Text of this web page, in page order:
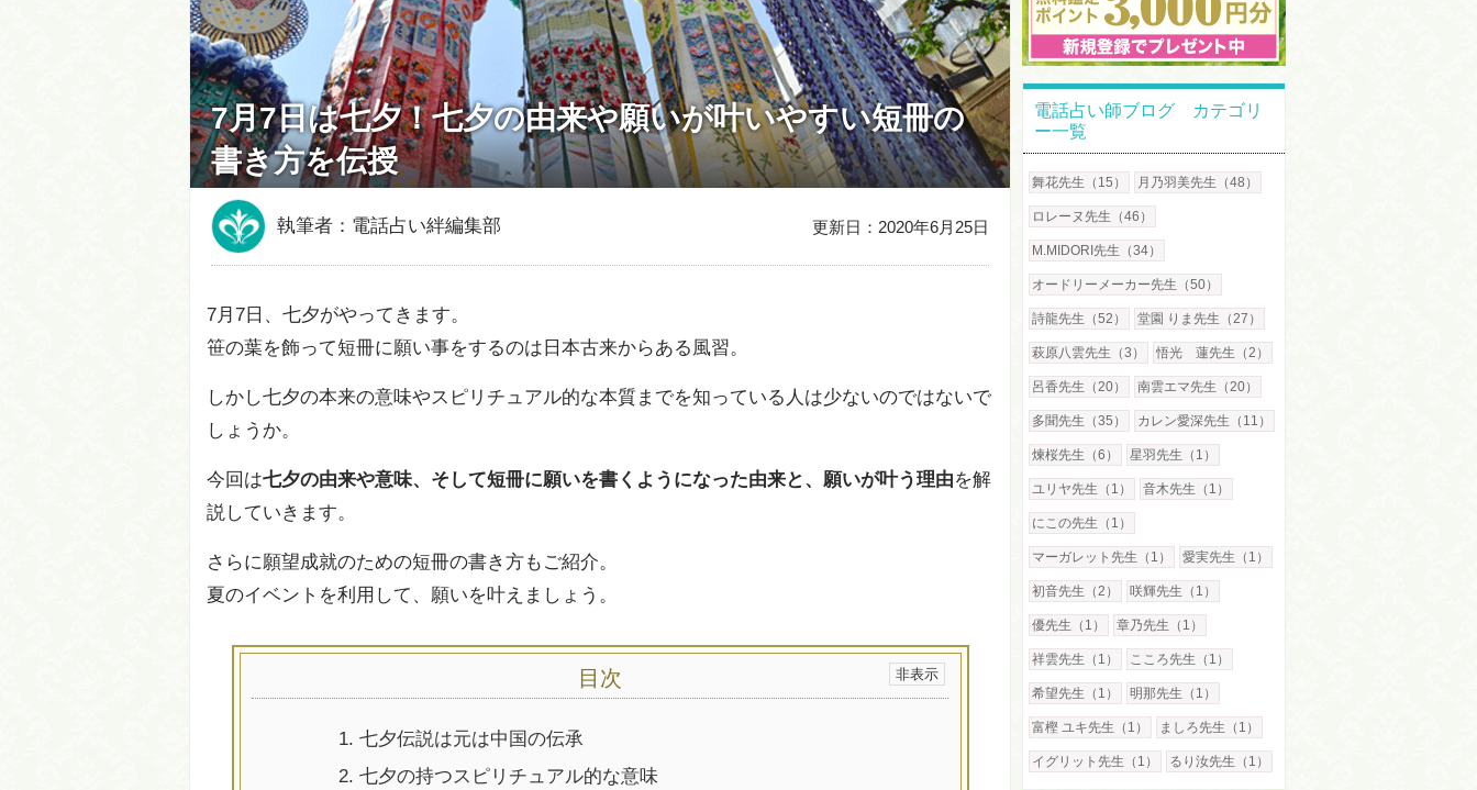
7月7日は七夕！七夕の由来や願いが叶いやすい短冊の
書き方を伝授
執筆者：電話占い絆編集部 更新日：2020年6月25日
7月7日、七夕がやってきます。
笹の葉を飾って短冊に願い事をするのは日本古来からある風習。
しかし七夕の本来の意味やスピリチュアル的な本質までを知っている人は少ないのではないで
しょうか。
今回は七夕の由来や意味、そして短冊に願いを書くようになった由来と、願いが叶う理由を解
説していきます。
さらに願望成就のための短冊の書き方もご紹介。
夏のイベントを利用して、願いを叶えましょう。
目次
1. 七夕伝説は元は中国の伝承
2. 七夕の持つスピリチュアル的な意味
電話占い師ブログ カテゴリ
ー一覧
舞花先生（15） 月乃羽美先生（48）
ロレーヌ先生（46）
M.MIDORI先生（34）
オードリーメーカー先生（50）
詩龍先生（52） 堂園 りま先生（27）
萩原八雲先生（3） 悟光 蓮先生（2）
呂香先生（20） 南雲エマ先生（20）
多聞先生（35） カレン愛深先生（11）
煉桜先生（6） 星羽先生（1）
ユリヤ先生（1） 音木先生（1）
にこの先生（1）
マーガレット先生（1） 愛実先生（1）
初音先生（2） 咲輝先生（1）
優先生（1） 章乃先生（1）
祥雲先生（1） こころ先生（1）
希望先生（1） 明那先生（1）
富樫 ユキ先生（1） ましろ先生（1）
イグリット先生（1） るり汝先生（1）